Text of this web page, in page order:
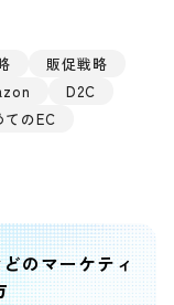
販促戦略
D2C
てのEC
のマーケティ